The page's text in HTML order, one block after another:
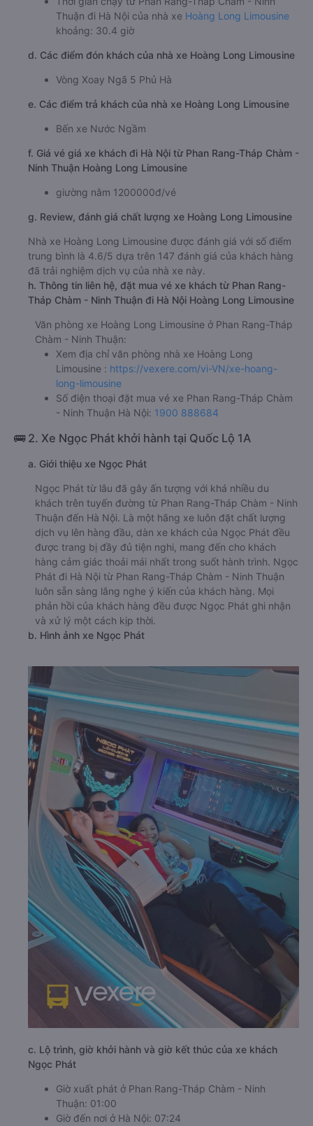
Thuận đi Hà Nội của nhà xe Hoàng Long Limousine
khoảng: 30.4 giờ
d. Các điểm đón khách của nhà xe Hoàng Long Limousine
Vòng Xoay Ngã 5 Phủ Hà
e. Các điểm trả khách của nhà xe Hoàng Long Limousine
Bến xe Nước Ngầm
f. Giá vé giá xe khách đi Hà Nội từ Phan Rang-Tháp Chàm -
Ninh Thuận Hoàng Long Limousine
giường nằm 1200000đ/vé
g. Review, đánh giá chất lượng xe Hoàng Long Limousine
Nhà xe Hoàng Long Limousine được đánh giá với số điểm
trung bình là 4.6/5 dựa trên 147 đánh giá của khách hàng
đã trải nghiệm dịch vụ của nhà xe này.
h. Thông tin liên hệ, đặt mua vé xe khách từ Phan Rang-
Tháp Chàm - Ninh Thuận đi Hà Nội Hoàng Long Limousine
Văn phòng xe Hoàng Long Limousine ở Phan Rang-Tháp
Chàm - Ninh Thuận:
Xem địa chỉ văn phòng nhà xe Hoàng Long
Limousine : https://vexere.com/vi-VN/xe-hoang-
long-limousine
Số điện thoại đặt mua vé xe Phan Rang-Tháp Chàm
- Ninh Thuận Hà Nội: 1900 888684
🚌 2. Xe Ngọc Phát khởi hành tại Quốc Lộ 1A
a. Giới thiệu xe Ngọc Phát
Ngọc Phát từ lâu đã gây ấn tượng với khá nhiều du
khách trên tuyến đường từ Phan Rang-Tháp Chàm - Ninh
Thuận đến Hà Nội. Là một hãng xe luôn đặt chất lượng
dịch vụ lên hàng đầu, dàn xe khách của Ngọc Phát đều
được trang bị đầy đủ tiện nghi, mang đến cho khách
hàng cảm giác thoải mái nhất trong suốt hành trình. Ngọc
Phát đi Hà Nội từ Phan Rang-Tháp Chàm - Ninh Thuận
luôn sẵn sàng lắng nghe ý kiến của khách hàng. Mọi
phản hồi của khách hàng đều được Ngọc Phát ghi nhận
và xử lý một cách kịp thời.
b. Hình ảnh xe Ngọc Phát
c. Lộ trình, giờ khởi hành và giờ kết thúc của xe khách
Ngọc Phát
Giờ xuất phát ở Phan Rang-Tháp Chàm - Ninh
Thuận: 01:00
Giờ đến nơi ở Hà Nội: 07:24